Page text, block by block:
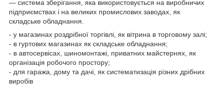
— система зберігання, яка використовується на виробничих
підприємствах і на великих промислових заводах, як
складське обладнання.
- у магазинах роздрібної торгівлі, як вітрина в торговому залі;
- в гуртових магазинах як складське обладнання;
- в автосервісах, шиномонтажі, приватних майстернях, як
організація робочого простору;
- для гаража, дому та дачі, як систематизація різних дрібних
виробів